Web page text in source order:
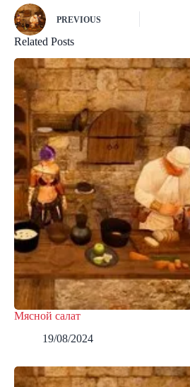
PREVIOUS
Related Posts
Мясной салат
19/08/2024